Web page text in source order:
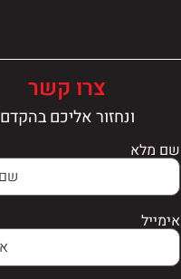
צרו קשר
ונחזור אליכם בהקדם
שם מלא
אימייל